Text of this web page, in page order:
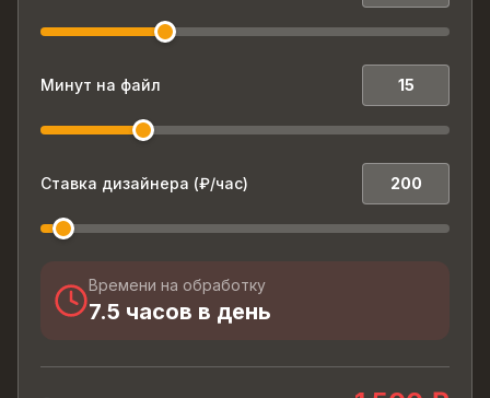
Минут на файл
Ставка дизайнера (₽/час)
Времени на обработку
7.5 часов в день